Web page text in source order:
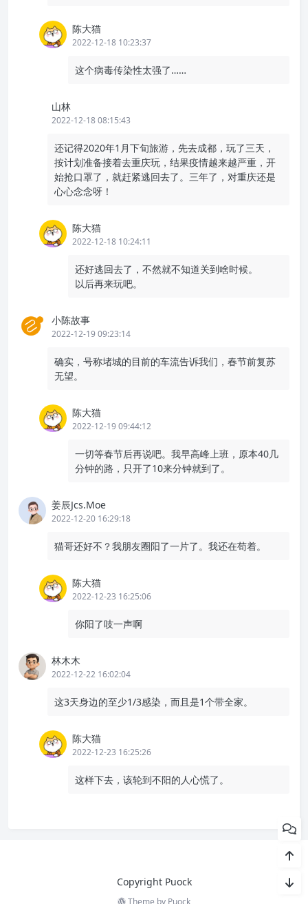
陈大猫
2022-12-18 10:23:37
这个病毒传染性太强了……
山林
2022-12-18 08:15:43
还记得2020年1月下旬旅游，先去成都，玩了三天，
按计划准备接着去重庆玩，结果疫情越来越严重，开
始抢口罩了，就赶紧逃回去了。三年了，对重庆还是
心心念念呀！
陈大猫
2022-12-18 10:24:11
还好逃回去了，不然就不知道关到啥时候。
以后再来玩吧。
小陈故事
2022-12-19 09:23:14
确实，号称堵城的目前的车流告诉我们，春节前复苏
无望。
陈大猫
2022-12-19 09:44:12
一切等春节后再说吧。我早高峰上班，原本40几
分钟的路，只开了10来分钟就到了。
姜辰Jcs.Moe
2022-12-20 16:29:18
猫哥还好不？我朋友圈阳了一片了。我还在苟着。
陈大猫
2022-12-23 16:25:06
你阳了吱一声啊
林木木
2022-12-22 16:02:04
这3天身边的至少1/3感染，而且是1个带全家。
陈大猫
2022-12-23 16:25:26
这样下去，该轮到不阳的人心慌了。
Copyright Puock